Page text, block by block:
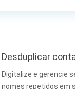
Desduplicar
Digitalize e gerencie
nomes repetidos em